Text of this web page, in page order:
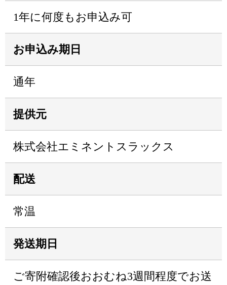
1年に何度もお申込み可
お申込み期日
通年
提供元
株式会社エミネントスラックス
配送
常温
発送期日
ご寄附確認後おおむね3週間程度でお送